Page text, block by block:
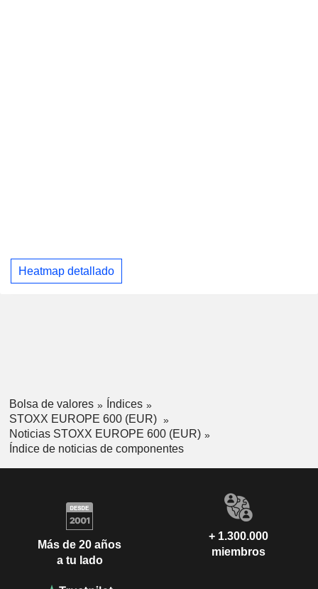
Heatmap detallado
Bolsa de valores
Índices
STOXX EUROPE 600 (EUR)
Noticias STOXX EUROPE 600 (EUR)
Índice de noticias de componentes
Más de 20 años
a tu lado
+ 1.300.000
miembros